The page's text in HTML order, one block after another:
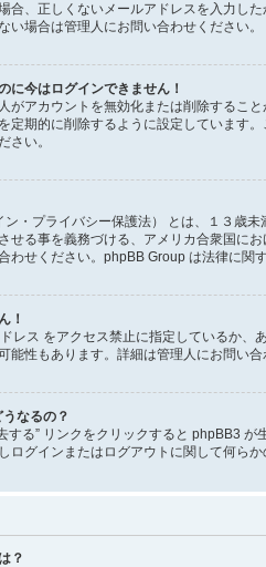
合、正しくないメールアドレスを入力し
い場合は管理人にお問い合わせください。
に今はログインできません！
がアカウントを無効化または削除するこ
定期的に削除するように設定しています
さい。
ン・プライバシー保護法） とは、１３歳
せる事を義務づける、アメリカ合衆国に
わせください。phpBB Group は法律に関
！
レス をアクセス禁止に指定しているか
能性もあります。詳細は管理人にお問い合
なるの？
する” リンクをクリックすると phpBB3
ログインまたはログアウトに関して何ら
？